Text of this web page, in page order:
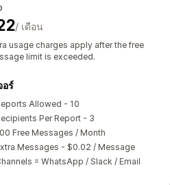
าะห์
ดีต
/ เดือน
usage charges apply after the free
limit is exceeded.
อร์
Allowed - 10
Per Report - 3
Free Messages / Month
Messages - $0.02 / Message
= WhatsApp / Slack / Email